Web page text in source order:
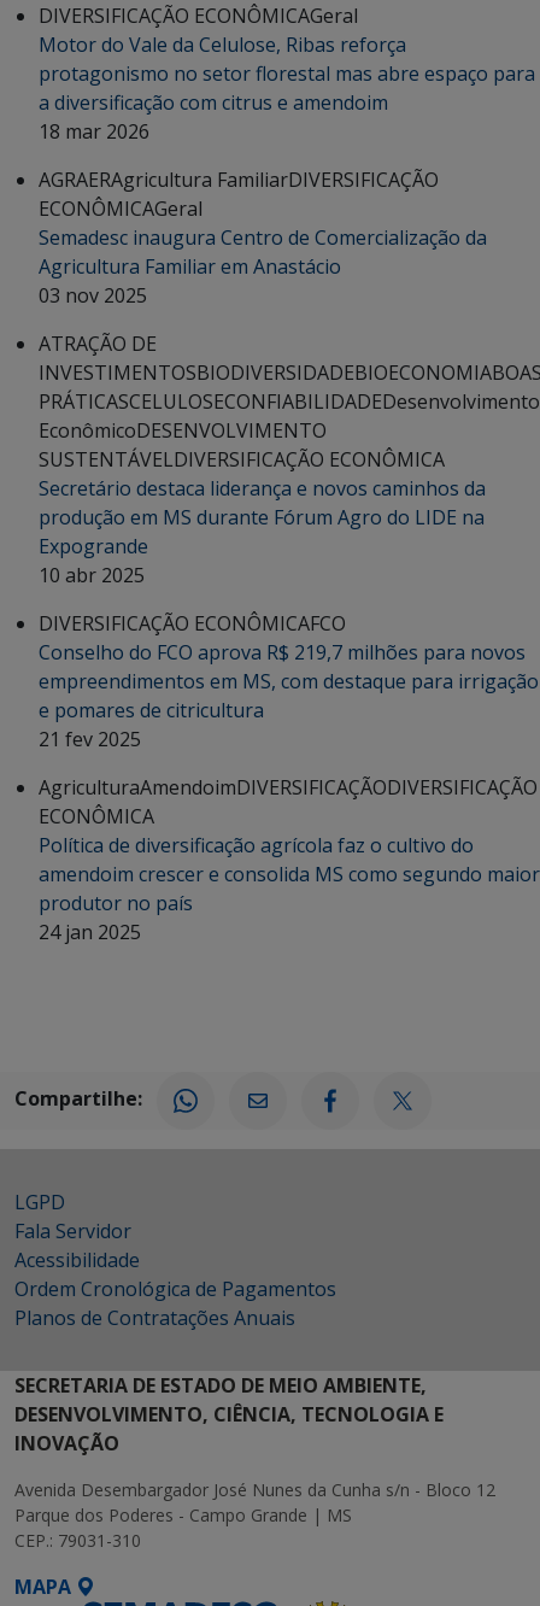
DIVERSIFICAÇÃO ECONÔMICAGeral
Motor do Vale da Celulose, Ribas reforça
protagonismo no setor florestal mas abre espaço para
a diversificação com citrus e amendoim
18 mar 2026
AGRAERAgricultura FamiliarDIVERSIFICAÇÃO
ECONÔMICAGeral
Semadesc inaugura Centro de Comercialização da
Agricultura Familiar em Anastácio
03 nov 2025
ATRAÇÃO DE
INVESTIMENTOSBIODIVERSIDADEBIOECONOMIA
PRÁTICASCELULOSECONFIABILIDADEDesenvolvimento
EconômicoDESENVOLVIMENTO
SUSTENTÁVELDIVERSIFICAÇÃO ECONÔMICA
Secretário destaca liderança e novos caminhos da
produção em MS durante Fórum Agro do LIDE na
Expogrande
10 abr 2025
DIVERSIFICAÇÃO ECONÔMICAFCO
Conselho do FCO aprova R$ 219,7 milhões para novos
empreendimentos em MS, com destaque para irrigação
e pomares de citricultura
21 fev 2025
AgriculturaAmendoimDIVERSIFICAÇÃODIVERSIFICAÇÃO
ECONÔMICA
Política de diversificação agrícola faz o cultivo do
amendoim crescer e consolida MS como segundo maior
produtor no país
24 jan 2025
Compartilhe:
LGPD
Fala Servidor
Acessibilidade
Ordem Cronológica de Pagamentos
Planos de Contratações Anuais
SECRETARIA DE ESTADO DE MEIO AMBIENTE,
DESENVOLVIMENTO, CIÊNCIA, TECNOLOGIA E
INOVAÇÃO
Avenida Desembargador José Nunes da Cunha s/n - Bloco 12
Parque dos Poderes - Campo Grande | MS
CEP.: 79031-310
MAPA